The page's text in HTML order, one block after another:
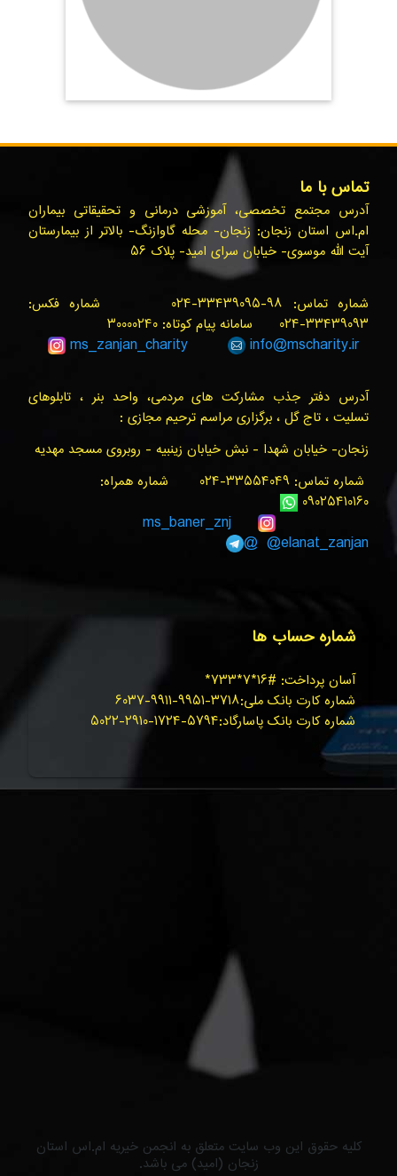
تماس با ما
آدرس مجتمع تخصصی، آموزشی درمانی و تحقیقاتی بیماران
ام.اس استان زنجان: زنجان- محله گاوازنگ- بالاتر از بیمارستان
آیت الله موسوی- خیابان سرای امید- پلاک ۵۶
شماره تماس: ۹۸-۳۳۴۳۹۰۹۵-۰۲۴ شماره فکس:
۳۳۴۳۹۰۹۳-۰۲۴ سامانه پیام کوتاه: ۳۰۰۰۰۲۴۰
ms_zanjan_charity info@mscharity.ir
آدرس دفتر جذب مشارکت های مردمی، واحد بنر ، تابلوهای
تسلیت ، تاج گل ، برگزاری مراسم ترحیم مجازی :
زنجان- خیابان شهدا - نبش خیابان زینبیه - روبروی مسجد مهدیه
شماره تماس: ۳۳۵۵۴۰۴۹-۰۲۴ شماره همراه:
۰۹۰۲۵۴۱۰۱۶۰
ms_baner_znj
@elanat_zanjan@
شماره حساب ها
آسان پرداخت: #۱۶*۷*۷۳۳*
شماره کارت بانک ملی:۳۷۱۸-۹۹۵۱-۹۹۱۱-۶۰۳۷
شماره کارت بانک پاسارگاد:۵۷۹۴-۱۷۲۴-۲۹۱۰-۵۰۲۲
کلیه حقوق این وب سایت متعلق به انجمن خیریه ام.اس استان
زنجان (امید) می باشد.